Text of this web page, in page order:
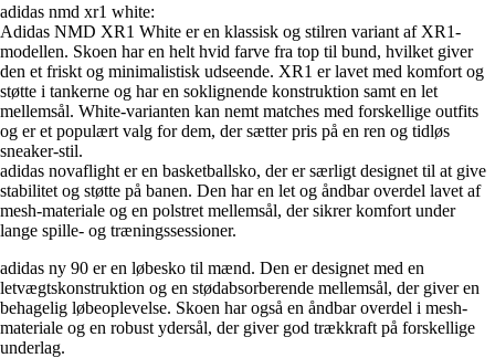
adidas nmd xr1 white:
Adidas NMD XR1 White er en klassisk og stilren variant af XR1-
modellen. Skoen har en helt hvid farve fra top til bund, hvilket giver
den et friskt og minimalistisk udseende. XR1 er lavet med komfort og
støtte i tankerne og har en soklignende konstruktion samt en let
mellemsål. White-varianten kan nemt matches med forskellige outfits
og er et populært valg for dem, der sætter pris på en ren og tidløs
sneaker-stil.
adidas novaflight er en basketballsko, der er særligt designet til at give
stabilitet og støtte på banen. Den har en let og åndbar overdel lavet af
mesh-materiale og en polstret mellemsål, der sikrer komfort under
lange spille- og træningssessioner.
adidas ny 90 er en løbesko til mænd. Den er designet med en
letvægtskonstruktion og en stødabsorberende mellemsål, der giver en
behagelig løbeoplevelse. Skoen har også en åndbar overdel i mesh-
materiale og en robust ydersål, der giver god trækkraft på forskellige
underlag.